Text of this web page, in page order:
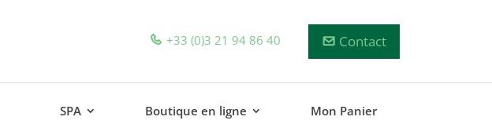
+33 (0)3 21 94 86 40 Contact
SPA Boutique en ligne Mon Panier